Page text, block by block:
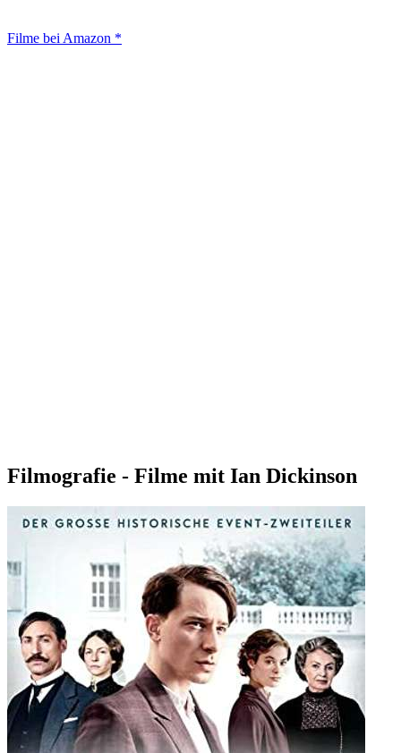
Filme bei Amazon *
Filmografie - Filme mit Ian Dickinson